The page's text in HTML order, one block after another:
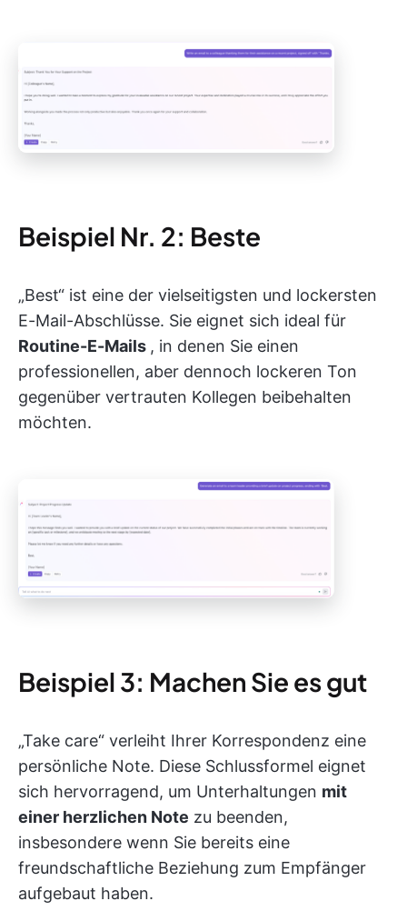
Beispiel Nr. 2: Beste
„Best“ ist eine der vielseitigsten und lockersten
E-Mail-Abschlüsse. Sie eignet sich ideal für
Routine-E-Mails , in denen Sie einen
professionellen, aber dennoch lockeren Ton
gegenüber vertrauten Kollegen beibehalten
möchten.
Beispiel 3: Machen Sie es gut
„Take care“ verleiht Ihrer Korrespondenz eine
persönliche Note. Diese Schlussformel eignet
sich hervorragend, um Unterhaltungen mit
einer herzlichen Note zu beenden,
insbesondere wenn Sie bereits eine
freundschaftliche Beziehung zum Empfänger
aufgebaut haben.